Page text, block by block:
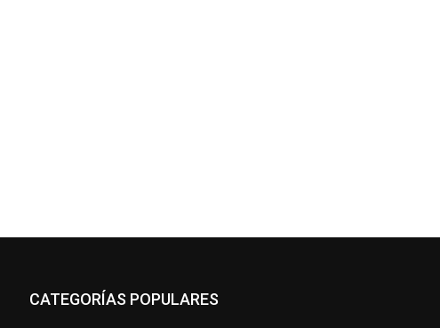
CATEGORÍAS POPULARES